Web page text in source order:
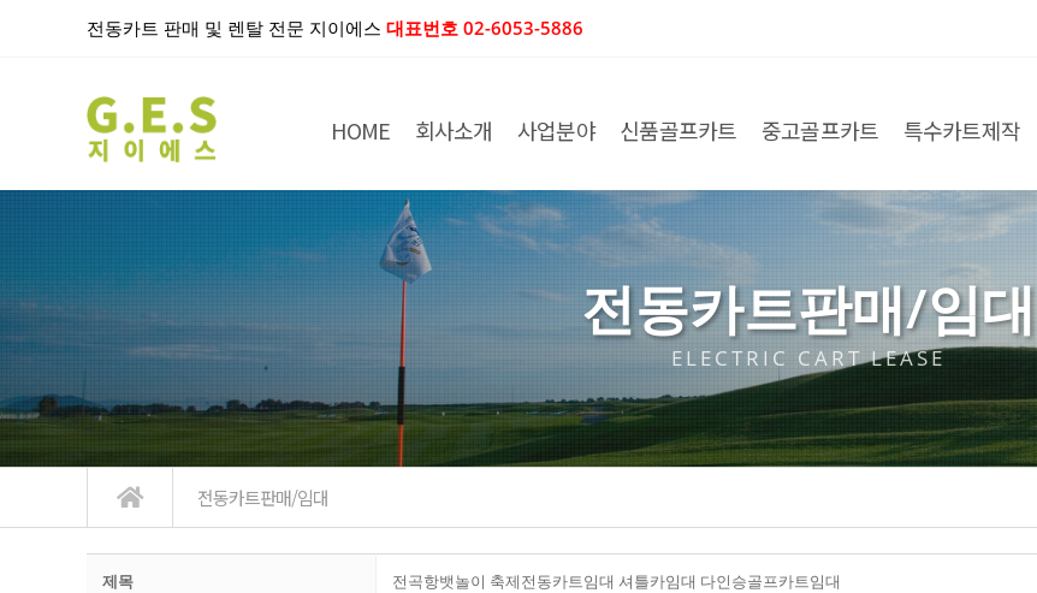
전동카트 판매 및 렌탈 전문 지이에스 대표번호 02-6053-5886
HOME 회사소개 사업분야 신품골프카트 중고골프카트 특수카트제작
전동카트판매/임대
ELECTRIC CART LEASE
전동카트판매/임대
제목 전곡항뱃놀이 축제전동카트임대 셔틀카임대 다인승골프카트임대